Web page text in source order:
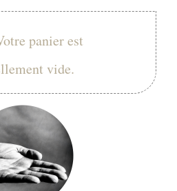
panier est
vide.